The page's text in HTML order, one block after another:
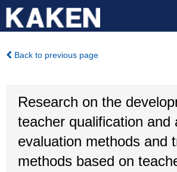
Back to previous page
Research on the
teacher qualification and
evaluation methods and
methods based on